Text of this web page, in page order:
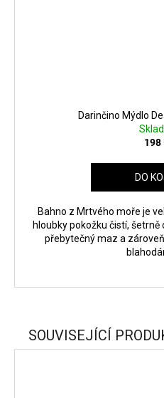
Darinčino Mýdlo
198
DO
Bahno z Mrtvého moře je
hloubky pokožku čistí,
přebytečný maz a
SOUVISEJÍCÍ